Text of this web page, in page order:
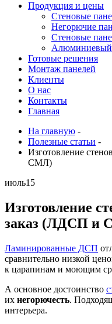
Продукция и цены
Стеновые
Негорючие
Стеновые
Алюминиевый
Готовые решения
Монтаж панелей
Клиенты
О нас
Контакты
Главная
На главную -
Полезные статьи -
Изготовление
СМЛ)
июль15
Изготовление
заказ (ЛДСП и
Ламинированные ДСП
сравнительно низкой
к царапинам и моющим
А основное достоинство
их негорючесть.
интерьера.